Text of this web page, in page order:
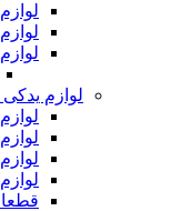
لوازم یدکی
لوازم یدکی بیل
لوازم یدکی بیل
قطعات
لوازم یدکی بلدوزر
لوازم یدکی
لوازم یدکی
لوازم یدکی
لوازم یدکی
قطعات بلدوزر